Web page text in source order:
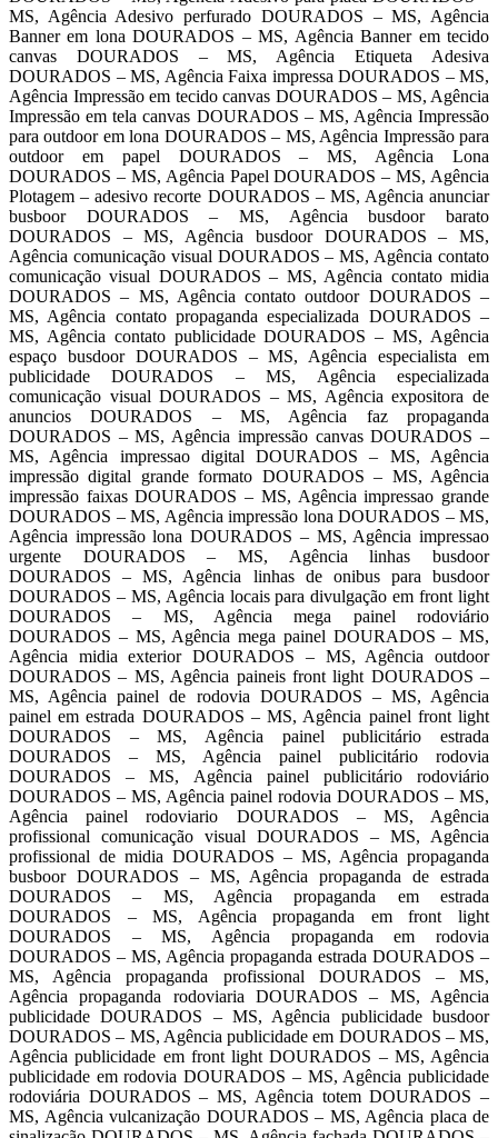
MS, Agência Adesivo perfurado DOURADOS – MS, Agência
Banner em lona DOURADOS – MS, Agência Banner em tecido
canvas DOURADOS – MS, Agência Etiqueta Adesiva
DOURADOS – MS, Agência Faixa impressa DOURADOS – MS,
Agência Impressão em tecido canvas DOURADOS – MS, Agência
Impressão em tela canvas DOURADOS – MS, Agência Impressão
para outdoor em lona DOURADOS – MS, Agência Impressão para
outdoor em papel DOURADOS – MS, Agência Lona
DOURADOS – MS, Agência Papel DOURADOS – MS, Agência
Plotagem – adesivo recorte DOURADOS – MS, Agência anunciar
busboor DOURADOS – MS, Agência busdoor barato
DOURADOS – MS, Agência busdoor DOURADOS – MS,
Agência comunicação visual DOURADOS – MS, Agência contato
comunicação visual DOURADOS – MS, Agência contato midia
DOURADOS – MS, Agência contato outdoor DOURADOS –
MS, Agência contato propaganda especializada DOURADOS –
MS, Agência contato publicidade DOURADOS – MS, Agência
espaço busdoor DOURADOS – MS, Agência especialista em
publicidade DOURADOS – MS, Agência especializada
comunicação visual DOURADOS – MS, Agência expositora de
anuncios DOURADOS – MS, Agência faz propaganda
DOURADOS – MS, Agência impressão canvas DOURADOS –
MS, Agência impressao digital DOURADOS – MS, Agência
impressão digital grande formato DOURADOS – MS, Agência
impressão faixas DOURADOS – MS, Agência impressao grande
DOURADOS – MS, Agência impressão lona DOURADOS – MS,
Agência impressão lona DOURADOS – MS, Agência impressao
urgente DOURADOS – MS, Agência linhas busdoor
DOURADOS – MS, Agência linhas de onibus para busdoor
DOURADOS – MS, Agência locais para divulgação em front light
DOURADOS – MS, Agência mega painel rodoviário
DOURADOS – MS, Agência mega painel DOURADOS – MS,
Agência midia exterior DOURADOS – MS, Agência outdoor
DOURADOS – MS, Agência paineis front light DOURADOS –
MS, Agência painel de rodovia DOURADOS – MS, Agência
painel em estrada DOURADOS – MS, Agência painel front light
DOURADOS – MS, Agência painel publicitário estrada
DOURADOS – MS, Agência painel publicitário rodovia
DOURADOS – MS, Agência painel publicitário rodoviário
DOURADOS – MS, Agência painel rodovia DOURADOS – MS,
Agência painel rodoviario DOURADOS – MS, Agência
profissional comunicação visual DOURADOS – MS, Agência
profissional de midia DOURADOS – MS, Agência propaganda
busboor DOURADOS – MS, Agência propaganda de estrada
DOURADOS – MS, Agência propaganda em estrada
DOURADOS – MS, Agência propaganda em front light
DOURADOS – MS, Agência propaganda em rodovia
DOURADOS – MS, Agência propaganda estrada DOURADOS –
MS, Agência propaganda profissional DOURADOS – MS,
Agência propaganda rodoviaria DOURADOS – MS, Agência
publicidade DOURADOS – MS, Agência publicidade busdoor
DOURADOS – MS, Agência publicidade em DOURADOS – MS,
Agência publicidade em front light DOURADOS – MS, Agência
publicidade em rodovia DOURADOS – MS, Agência publicidade
rodoviária DOURADOS – MS, Agência totem DOURADOS –
MS, Agência vulcanização DOURADOS – MS, Agência placa de